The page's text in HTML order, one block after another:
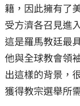
籍，因此擁有了
受方濟各召見進
這是羅馬教廷最
他與全球教會領
出這樣的背景，
獲得教宗選舉所